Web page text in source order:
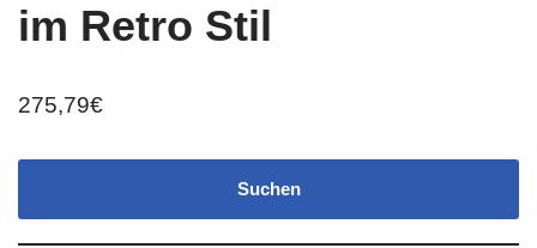
im Retro Stil
275,79€
Suchen